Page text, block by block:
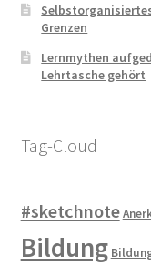
Grenzen
Lernmythen
Lehrtasche gehört
Tag-Cloud
#sketchnote
Bildung